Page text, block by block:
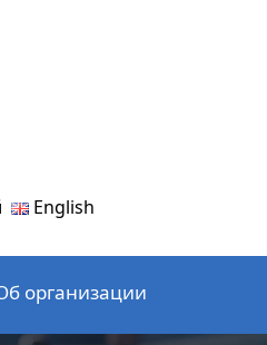
English
организации